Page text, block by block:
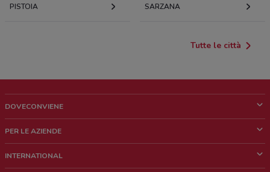
PISTOIA SARZANA
Tutte le città
DOVECONVIENE
Chi siamo
PER LE AZIENDE
Richieste commerciali e marketing
INTERNATIONAL